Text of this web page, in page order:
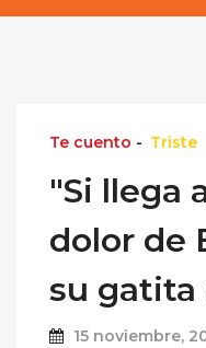
Te cuento - Triste
"Si llega
dolor de
su gatita
15 noviembre,